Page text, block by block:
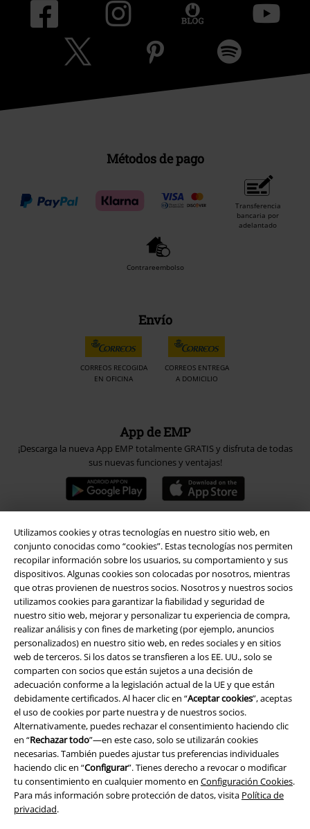
Utilizamos cookies y otras tecnologías en nuestro sitio web, en
conjunto conocidas como “cookies”. Estas tecnologías nos permiten
recopilar información sobre los usuarios, su comportamiento y sus
dispositivos. Algunas cookies son colocadas por nosotros, mientras
que otras provienen de nuestros socios. Nosotros y nuestros socios
utilizamos cookies para garantizar la fiabilidad y seguridad de
nuestro sitio web, mejorar y personalizar tu experiencia de compra,
realizar análisis y con fines de marketing (por ejemplo, anuncios
personalizados) en nuestro sitio web, en redes sociales y en sitios
web de terceros. Si los datos se transfieren a los EE. UU., solo se
comparten con socios que están sujetos a una decisión de
adecuación conforme a la legislación actual de la UE y que están
debidamente certificados. Al hacer clic en “Aceptar cookies”, aceptas
el uso de cookies por parte nuestra y de nuestros socios.
Alternativamente, puedes rechazar el consentimiento haciendo clic
en “Rechazar todo”—en este caso, solo se utilizarán cookies
necesarias. También puedes ajustar tus preferencias individuales
haciendo clic en “Configurar”. Tienes derecho a revocar o modificar
tu consentimiento en cualquier momento en Configuración Cookies.
Para más información sobre protección de datos, visita Política de
privacidad.
Métodos de pago
Transferencia
bancaria por
adelantado
Contrareembolso
Envío
CORREOS RECOGIDA
EN OFICINA
CORREOS ENTREGA
A DOMICILIO
App de EMP
¡Descarga la nueva App EMP totalmente GRATIS y disfruta de todas
sus nuevas funciones y ventajas!
A Warner Music Group Company
Seguridad